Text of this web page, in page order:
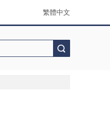
繁體中文